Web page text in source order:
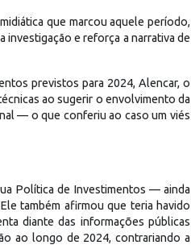
que marcou aquele período,
investigação e reforça a narrativa de
previstos para 2024, Alencar, o
ao sugerir o envolvimento da
— o que conferiu ao caso um viés
Política de Investimentos — ainda
também afirmou que teria havido
diante das informações públicas
ao longo de 2024, contrariando a